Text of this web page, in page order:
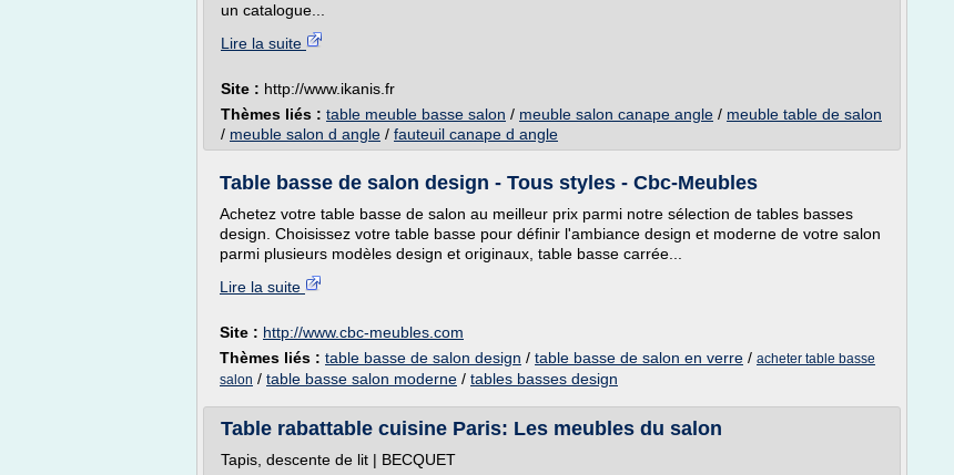
un catalogue...
Lire la suite
Site : http://www.ikanis.fr
Thèmes liés : table meuble basse salon / meuble salon canape angle / meuble table de salon
/ meuble salon d angle / fauteuil canape d angle
Table basse de salon design - Tous styles - Cbc-Meubles
Achetez votre table basse de salon au meilleur prix parmi notre sélection de tables basses
design. Choisissez votre table basse pour définir l'ambiance design et moderne de votre salon
parmi plusieurs modèles design et originaux, table basse carrée...
Lire la suite
Site : http://www.cbc-meubles.com
Thèmes liés : table basse de salon design / table basse de salon en verre / acheter table basse
salon / table basse salon moderne / tables basses design
Table rabattable cuisine Paris: Les meubles du salon
Tapis, descente de lit | BECQUET